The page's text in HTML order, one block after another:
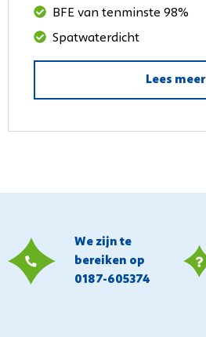
BFE van tenminste 98%
Spatwaterdicht
Lees meer
We zijn te
bereiken op
0187-605374